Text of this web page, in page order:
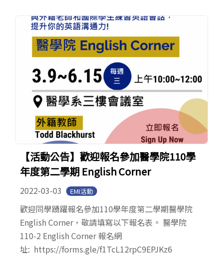
【活動公告】歡迎報名參加醫學院110學
年度第二學期 English Corner
2022-03-03 EMI活動
歡迎同學踴躍報名參加110學年度第二學期醫學院
English Corner，敬請填寫以下報名表。 醫學院
110-2 English Corner 報名網
址: https://forms.gle/f1TcL12rpC9EPJKz6